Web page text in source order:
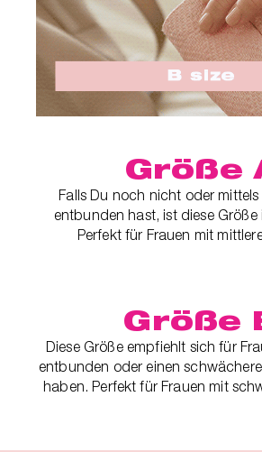
Größe
Falls Du noch nicht oder
entbunden hast, ist diese Größe
Perfekt für Frauen mit
Größe
Diese Größe empfiehlt sich für
entbunden oder einen
haben. Perfekt für Frauen mit